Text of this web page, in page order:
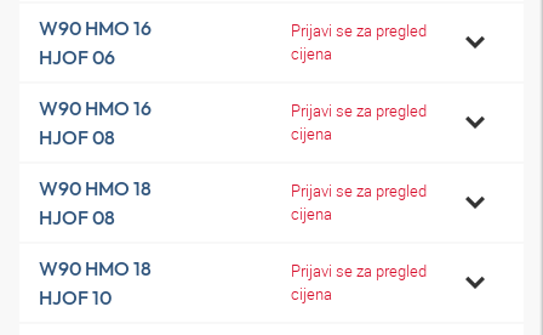
W90 HMO 16
HJOF 06
Prijavi se za pregled
cijena
W90 HMO 16
HJOF 08
Prijavi se za pregled
cijena
W90 HMO 18
HJOF 08
Prijavi se za pregled
cijena
W90 HMO 18
HJOF 10
Prijavi se za pregled
cijena